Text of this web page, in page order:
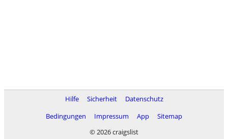
Hilfe Sicherheit
Datenschutz
Bedingungen
Impressum App
Sitemap
© 2026 craigslist